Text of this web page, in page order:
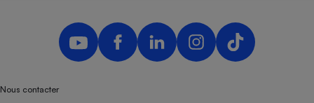
Nous contacter